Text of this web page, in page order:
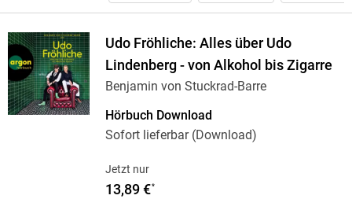
Udo Fröhliche: Alles über Udo
Lindenberg - von Alkohol bis Zigarre
Benjamin von Stuckrad-Barre
Hörbuch Download
Sofort lieferbar (Download)
Jetzt nur
13,89 €*